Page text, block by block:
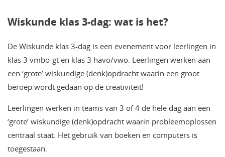
Wiskunde klas 3-dag: wat is het?
De Wiskunde klas 3-dag is een evenement voor leerlingen in
klas 3 vmbo-gt en klas 3 havo/vwo. Leerlingen werken aan
een ‘grote’ wiskundige (denk)opdracht waarin een groot
beroep wordt gedaan op de creativiteit!
Leerlingen werken in teams van 3 of 4 de hele dag aan een
‘grote’ wiskundige (denk)opdracht waarin probleemoplossen
centraal staat. Het gebruik van boeken en computers is
toegestaan.